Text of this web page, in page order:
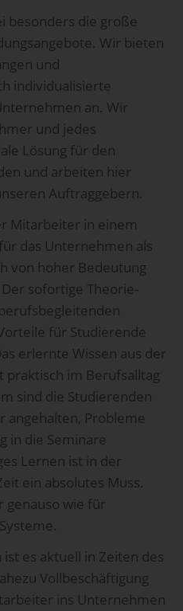
besonders die große
Wir bieten
und
individualisierte
an. Wir
und jedes
Lösung für den
und arbeiten hier
Auftraggebern.
Mitarbeiter in einem
das Unternehmen als
von hoher Bedeutung
sofortige Theorie-
für Studierende
erlernte Wissen aus der
im Berufsalltag
sind die Studierenden
angehalten, Probleme
in die Seminare
Lernen ist in der
ein absolutes Muss.
genauso wie für
es aktuell in Zeiten des
Vollbeschäftigung
ins Unternehmen